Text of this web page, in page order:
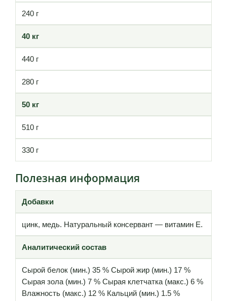
240 г
40 кг
440 г
280 г
50 кг
510 г
330 г
Полезная информация
Добавки
цинк, медь. Натуральный консервант — витамин Е.
Аналитический состав
Сырой белок (мин.) 35 % Сырой жир (мин.) 17 %
Сырая зола (мин.) 7 % Сырая клетчатка (макс.) 6 %
Влажность (макс.) 12 % Кальций (мин.) 1.5 %